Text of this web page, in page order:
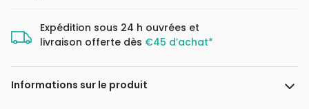
Expédition sous 24 h ouvrées et
livraison offerte dès €45 d’achat*
Informations sur le produit